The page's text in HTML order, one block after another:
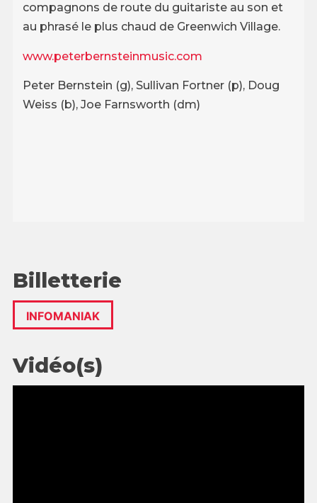
compagnons de route du guitariste au son et
au phrasé le plus chaud de Greenwich Village.
www.peterbernsteinmusic.com
Peter Bernstein (g), Sullivan Fortner (p), Doug
Weiss (b), Joe Farnsworth (dm)
Billetterie
INFOMANIAK
Vidéo(s)